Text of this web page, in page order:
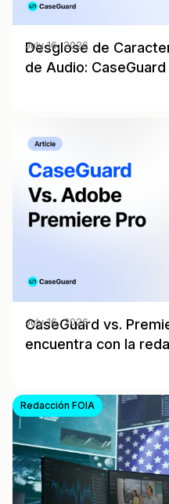
Desglose de
de Audio:
July 16, 2026
CaseGuard vs.
encuentra con la
July 16, 2026
Redacción FOIA